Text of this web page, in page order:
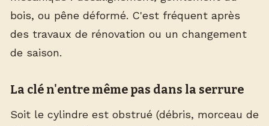
bois, ou pêne déformé. C'est fréquent après
des travaux de rénovation ou un changement
de saison.
La clé n'entre même pas dans la serrure
Soit le cylindre est obstrué (débris, morceau de